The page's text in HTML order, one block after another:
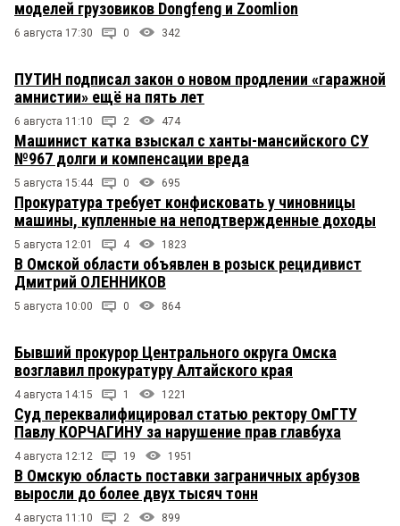
моделей грузовиков Dongfeng и Zoomlion
6 августа 17:30 0 342
ПУТИН подписал закон о новом продлении «гаражной
амнистии» ещё на пять лет
6 августа 11:10 2 474
Машинист катка взыскал с ханты-мансийского СУ
№967 долги и компенсации вреда
5 августа 15:44 0 695
Прокуратура требует конфисковать у чиновницы
машины, купленные на неподтвержденные доходы
5 августа 12:01 4 1823
В Омской области объявлен в розыск рецидивист
Дмитрий ОЛЕННИКОВ
5 августа 10:00 0 864
Бывший прокурор Центрального округа Омска
возглавил прокуратуру Алтайского края
4 августа 14:15 1 1221
Суд переквалифицировал статью ректору ОмГТУ
Павлу КОРЧАГИНУ за нарушение прав главбуха
4 августа 12:12 19 1951
В Омскую область поставки заграничных арбузов
выросли до более двух тысяч тонн
4 августа 11:10 2 899